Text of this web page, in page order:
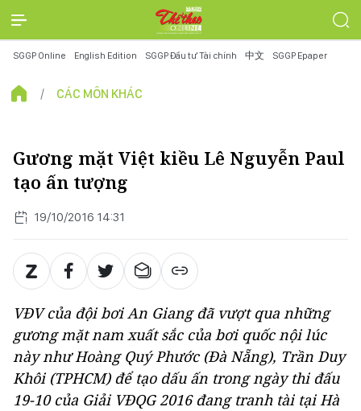
SGGP Online English Edition SGGP Đầu tư Tài chính 中文 SGGP Epaper
CÁC MÔN KHÁC
Gương mặt Việt kiều Lê Nguyễn Paul
tạo ấn tượng
19/10/2016 14:31
VĐV của đội bơi An Giang đã vượt qua những
gương mặt nam xuất sắc của bơi quốc nội lúc
này như Hoàng Quý Phước (Đà Nẵng), Trần Duy
Khôi (TPHCM) để tạo dấu ấn trong ngày thi đấu
19-10 của Giải VĐQG 2016 đang tranh tài tại Hà